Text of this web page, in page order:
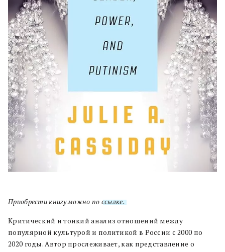
Приобрести книгу можно по ссылке.
Критический и тонкий анализ отношений между
популярной культурой и политикой в России с 2000 по
2020 годы. Автор прослеживает, как представление о